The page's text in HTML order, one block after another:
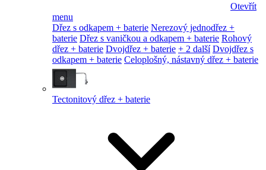
Otevřít
menu
Dřez s odkapem + baterie Nerezový jednodřez +
baterie Dřez s vaničkou a odkapem + baterie Rohový
dřez + baterie Dvojdřez + baterie + 2 další Dvojdřez s
odkapem + baterie Celoplošný, nástavný dřez + baterie
Tectonitový dřez + baterie